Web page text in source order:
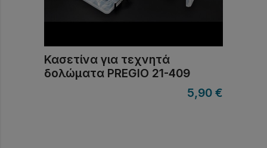
Κασετίνα για τεχνητά
δολώματα PREGIO 21-409
5,90 €